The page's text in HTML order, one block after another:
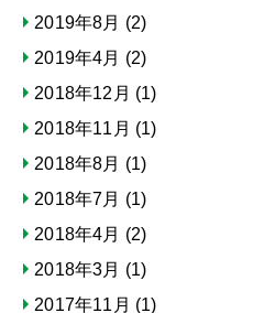
2019年8月 (2)
2019年4月 (2)
2018年12月 (1)
2018年11月 (1)
2018年8月 (1)
2018年7月 (1)
2018年4月 (2)
2018年3月 (1)
2017年11月 (1)